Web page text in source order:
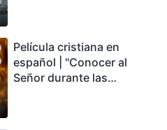
podemos sobrevivir?
Película cristiana en
español | "Conocer al
Señor durante las